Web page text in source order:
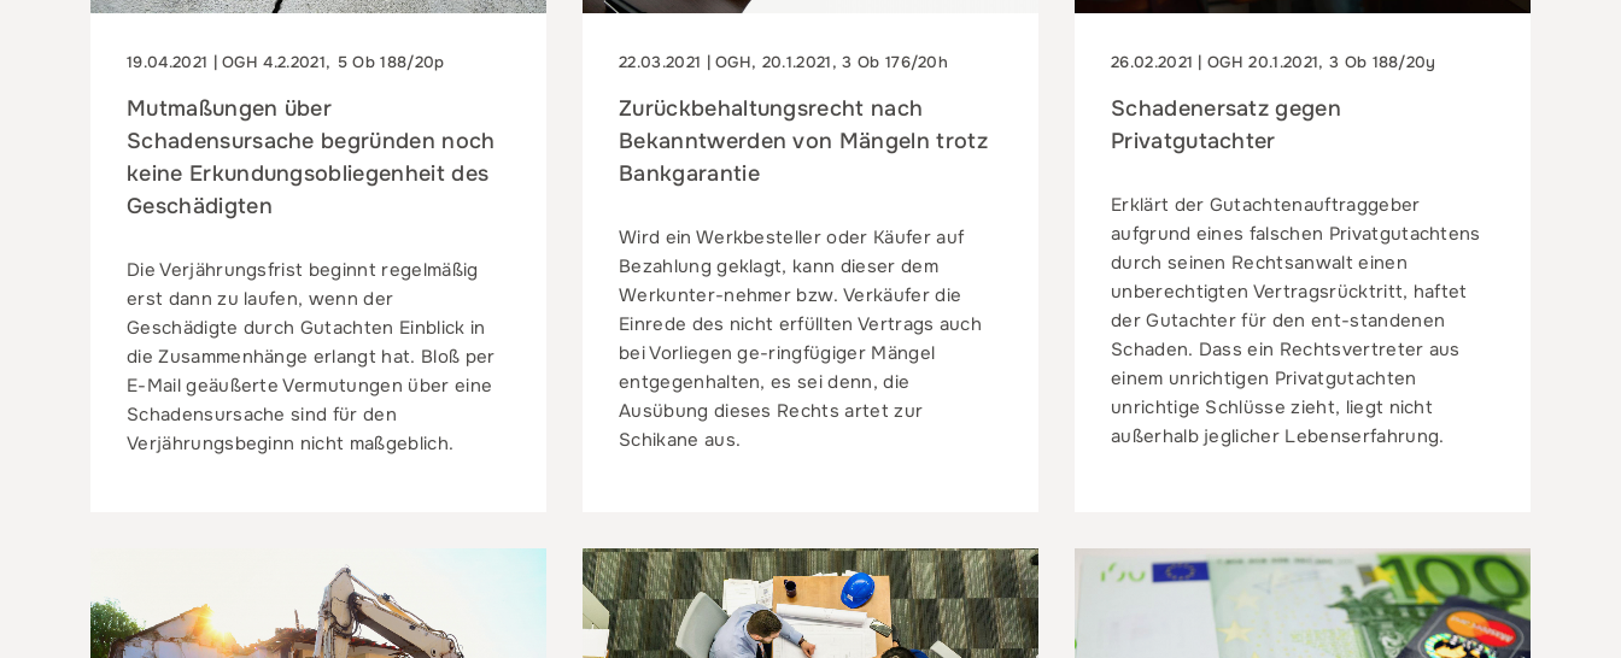
19.04.2021 | OGH 4.2.2021, 5 Ob 188/20p
Mutmaßungen über
Schadensursache begründen noch
keine Erkundungsobliegenheit des
Geschädigten
Die Verjährungsfrist beginnt regelmäßig
erst dann zu laufen, wenn der
Geschädigte durch Gutachten Einblick in
die Zusammenhänge erlangt hat. Bloß per
E-Mail geäußerte Vermutungen über eine
Schadensursache sind für den
Verjährungsbeginn nicht maßgeblich.
22.03.2021 | OGH, 20.1.2021, 3 Ob 176/20h
Zurückbehaltungsrecht nach
Bekanntwerden von Mängeln trotz
Bankgarantie
Wird ein Werkbesteller oder Käufer auf
Bezahlung geklagt, kann dieser dem
Werkunter-nehmer bzw. Verkäufer die
Einrede des nicht erfüllten Vertrags auch
bei Vorliegen ge-ringfügiger Mängel
entgegenhalten, es sei denn, die
Ausübung dieses Rechts artet zur
Schikane aus.
26.02.2021 | OGH 20.1.2021, 3 Ob 188/20y
Schadenersatz gegen
Privatgutachter
Erklärt der Gutachtenauftraggeber
aufgrund eines falschen Privatgutachtens
durch seinen Rechtsanwalt einen
unberechtigten Vertragsrücktritt, haftet
der Gutachter für den ent-standenen
Schaden. Dass ein Rechtsvertreter aus
einem unrichtigen Privatgutachten
unrichtige Schlüsse zieht, liegt nicht
außerhalb jeglicher Lebenserfahrung.